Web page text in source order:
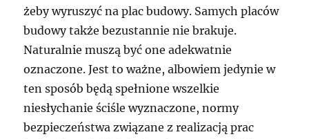
żeby wyruszyć na plac budowy. Samych placów
budowy także bezustannie nie brakuje.
Naturalnie muszą być one adekwatnie
oznaczone. Jest to ważne, albowiem jedynie w
ten sposób będą spełnione wszelkie
niesłychanie ściśle wyznaczone, normy
bezpieczeństwa związane z realizacją prac